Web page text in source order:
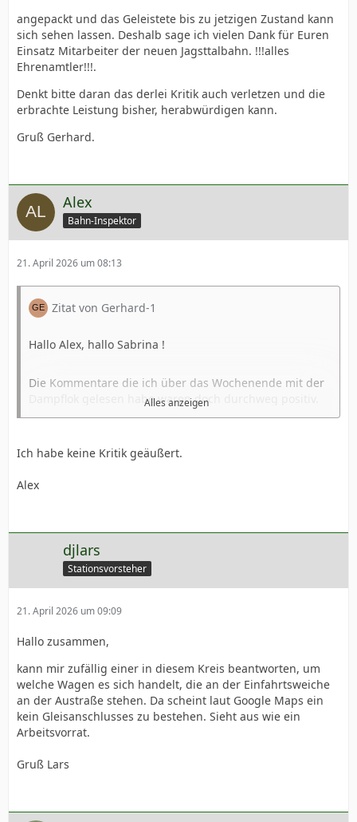
angepackt und das Geleistete bis zu jetzigen Zustand kann
sich sehen lassen. Deshalb sage ich vielen Dank für Euren
Einsatz Mitarbeiter der neuen Jagsttalbahn. !!!alles
Ehrenamtler!!!.
Denkt bitte daran das derlei Kritik auch verletzen und die
erbrachte Leistung bisher, herabwürdigen kann.
Gruß Gerhard.
Alex
Bahn-Inspektor
21. April 2026 um 08:13
Zitat von Gerhard-1
Hallo Alex, hallo Sabrina !
Die Kommentare die ich über das Wochenende mit der
Dampflok gelesen habe waren doch durchweg positiv.
einer Zeit machen. Man denke an die widrigen
!!!alles Ehrenamtler!!!.
Denkt bitte daran das derlei Kritik auch verletzen und
die erbrachte Leistung bisher, herabwürdigen kann.
Gruß Gerhard.
Alles anzeigen
Ich habe keine Kritik geäußert.
Alex
djlars
Stationsvorsteher
21. April 2026 um 09:09
Hallo zusammen,
kann mir zufällig einer in diesem Kreis beantworten, um
welche Wagen es sich handelt, die an der Einfahrtsweiche
an der Austraße stehen. Da scheint laut Google Maps ein
kein Gleisanschlusses zu bestehen. Sieht aus wie ein
Arbeitsvorrat.
Gruß Lars